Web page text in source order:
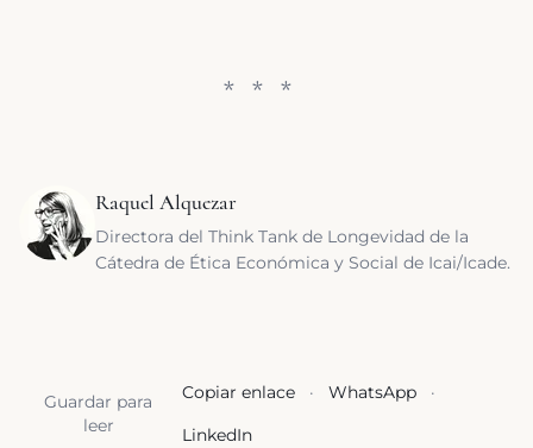
Raquel Alquezar
Directora del Think Tank de Longevidad de la
Cátedra de Ética Económica y Social de Icai/Icade.
Guardar para
leer
Copiar enlace · WhatsApp
·
LinkedIn